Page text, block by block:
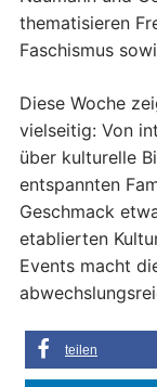
thematisieren
Faschismus
Diese Woche
vielseitig: Von
über kulturelle
entspannten
Geschmack
etablierten
Events macht
teilen